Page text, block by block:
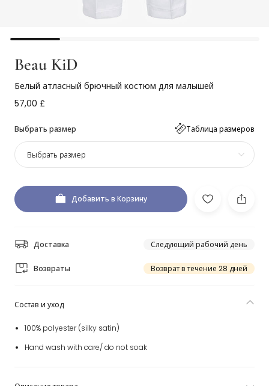
Beau KiD
Белый атласный брючный костюм для малышей
57,00 £
Выбрать размер Таблица размеров
Выбрать размер
Добавить в Корзину
Доставка Следующий рабочий день
Возвраты Возврат в течение 28 дней
Состав и уход
100% polyester (silky satin)
Hand wash with care/ do not soak